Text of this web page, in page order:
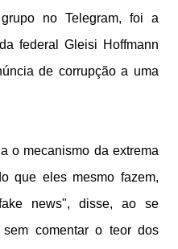
no Telegram, foi a
federal Gleisi Hoffmann
de corrupção a uma
o mecanismo da extrema
que eles mesmo fazem,
news", disse, ao se
comentar o teor dos